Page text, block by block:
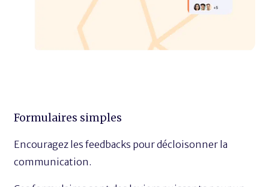
Formulaires simples
Encouragez les feedbacks pour décloisonner la
communication.